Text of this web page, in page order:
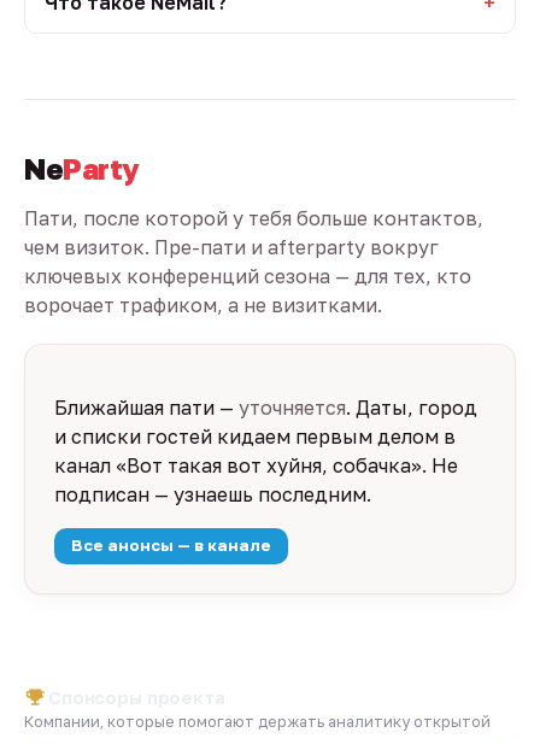
NeParty
Пати, после которой у тебя больше контактов,
чем визиток. Пре-пати и afterparty вокруг
ключевых конференций сезона — для тех, кто
ворочает трафиком, а не визитками.
Ближайшая пати — уточняется. Даты, город
и списки гостей кидаем первым делом в
канал «Вот такая вот хуйня, собачка». Не
подписан — узнаешь последним.
Все анонсы — в канале
Компании, которые помогают держать аналитику открытой